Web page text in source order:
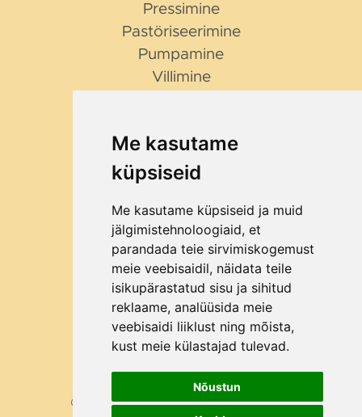
Me kasutame
küpsiseid
Me kasutame küpsiseid ja muid
jälgimistehnoloogiaid, et
parandada teie sirvimiskogemust
meie veebisaidil, näidata teile
isikupärastatud sisu ja sihitud
reklaame, analüüsida meie
veebisaidi liiklust ning mõista,
kust meie külastajad tulevad.
Nõustun
©2026 Kõik õigused kaitstud Mahlapress.ee
Pressimine
Pastöriseerimine
Pumpamine
Villimine
Millist purustajat valida?
ETTEVÕTTEST
Kontakt
Ettevõttest
Kuidas osta?
Kliendid
Blogi